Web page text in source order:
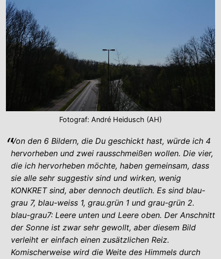
Fotograf: André Heidusch (AH)
Von den 6 Bildern, die Du geschickt hast, würde ich 4
hervorheben und zwei rausschmeißen wollen. Die vier,
die ich hervorheben möchte, haben gemeinsam, dass
sie alle sehr suggestiv sind und wirken, wenig
KONKRET sind, aber dennoch deutlich. Es sind blau-
grau 7, blau-weiss 1, grau.grün 1 und grau-grün 2.
blau-grau7: Leere unten und Leere oben. Der Anschnitt
der Sonne ist zwar sehr gewollt, aber diesem Bild
verleiht er einfach einen zusätzlichen Reiz.
Komischerweise wird die Weite des Himmels durch